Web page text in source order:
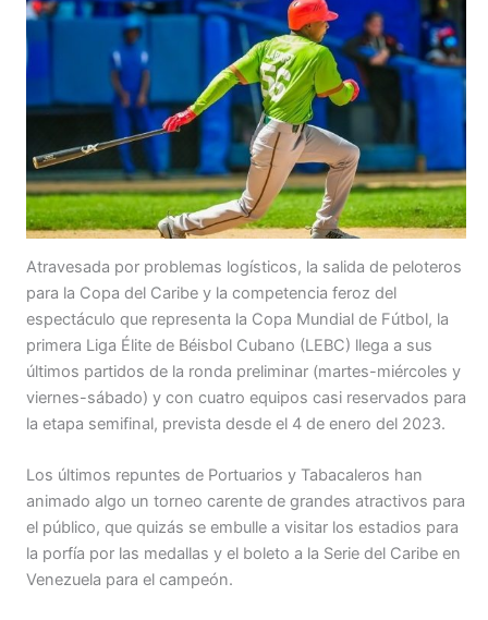
Atravesada por problemas logísticos, la salida de peloteros
para la Copa del Caribe y la competencia feroz del
espectáculo que representa la Copa Mundial de Fútbol, la
primera Liga Élite de Béisbol Cubano (LEBC) llega a sus
últimos partidos de la ronda preliminar (martes-miércoles y
viernes-sábado) y con cuatro equipos casi reservados para
la etapa semifinal, prevista desde el 4 de enero del 2023.
Los últimos repuntes de Portuarios y Tabacaleros han
animado algo un torneo carente de grandes atractivos para
el público, que quizás se embulle a visitar los estadios para
la porfía por las medallas y el boleto a la Serie del Caribe en
Venezuela para el campeón.